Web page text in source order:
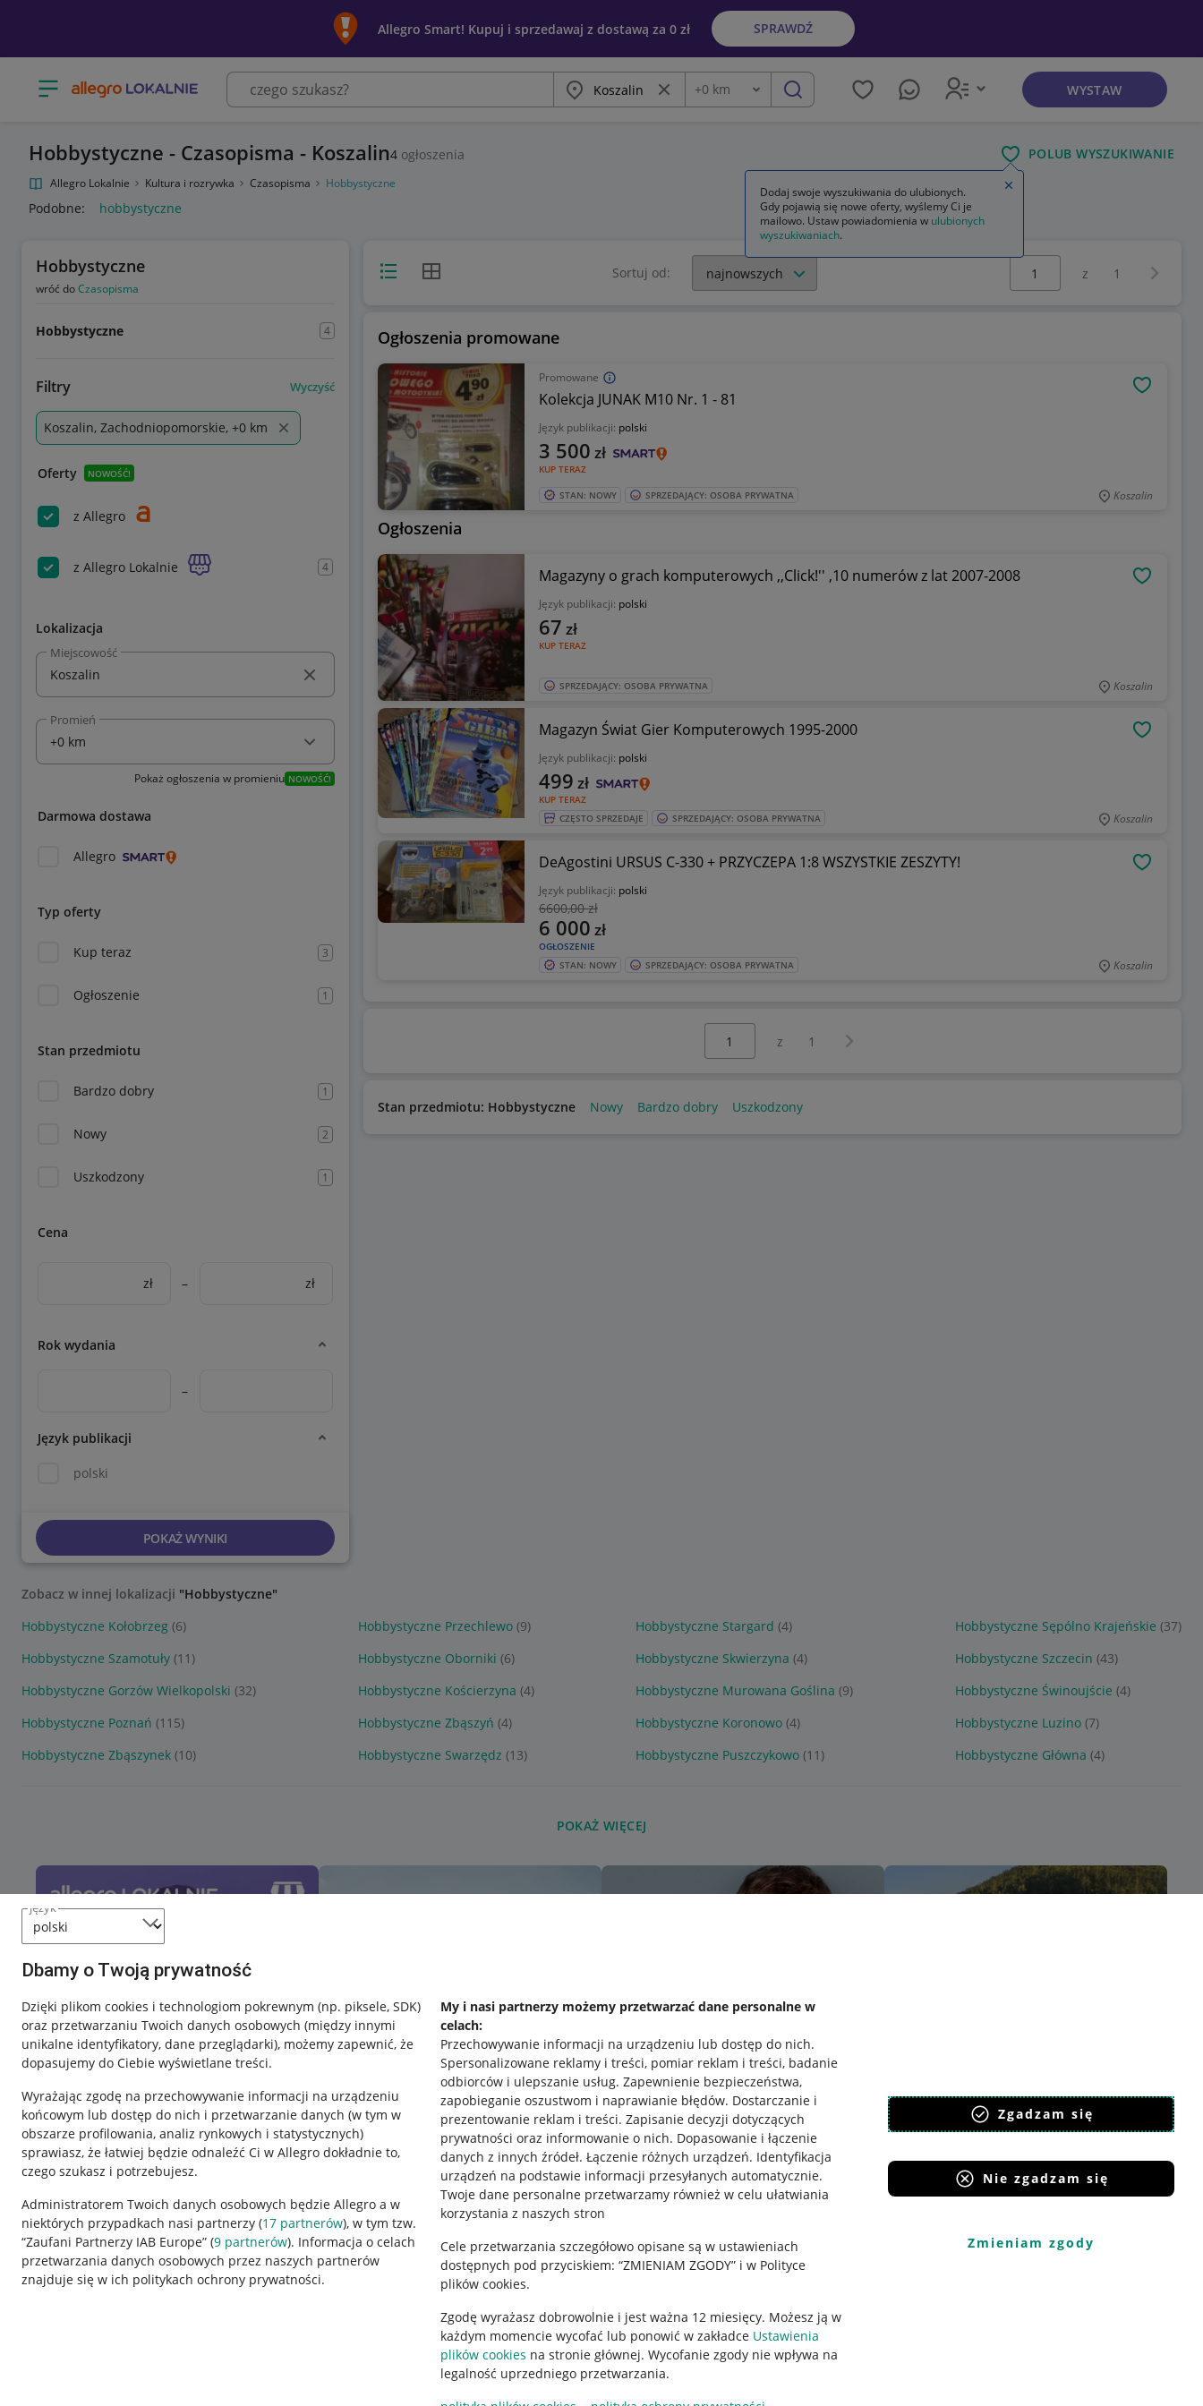
język
Dbamy o Twoją prywatność
Dzięki plikom cookies i technologiom pokrewnym (np. piksele, SDK)
oraz przetwarzaniu Twoich danych osobowych (między innymi
unikalne identyfikatory, dane przeglądarki), możemy zapewnić, że
dopasujemy do Ciebie wyświetlane treści.
Wyrażając zgodę na przechowywanie informacji na urządzeniu
końcowym lub dostęp do nich i przetwarzanie danych (w tym w
obszarze profilowania, analiz rynkowych i statystycznych)
sprawiasz, że łatwiej będzie odnaleźć Ci w Allegro dokładnie to,
czego szukasz i potrzebujesz.
Administratorem Twoich danych osobowych będzie Allegro a w
niektórych przypadkach nasi partnerzy (17 partnerów), w tym tzw.
“Zaufani Partnerzy IAB Europe” (9 partnerów). Informacja o celach
przetwarzania danych osobowych przez naszych partnerów
znajduje się w ich politykach ochrony prywatności.
My i nasi partnerzy możemy przetwarzać dane personalne w
celach:
Przechowywanie informacji na urządzeniu lub dostęp do nich.
Spersonalizowane reklamy i treści, pomiar reklam i treści, badanie
odbiorców i ulepszanie usług. Zapewnienie bezpieczeństwa,
zapobieganie oszustwom i naprawianie błędów. Dostarczanie i
prezentowanie reklam i treści. Zapisanie decyzji dotyczących
prywatności oraz informowanie o nich. Dopasowanie i łączenie
danych z innych źródeł. Łączenie różnych urządzeń. Identyfikacja
urządzeń na podstawie informacji przesyłanych automatycznie.
Twoje dane personalne przetwarzamy również w celu ułatwiania
korzystania z naszych stron
Cele przetwarzania szczegółowo opisane są w ustawieniach
dostępnych pod przyciskiem: “ZMIENIAM ZGODY” i w Polityce
plików cookies.
Zgodę wyrażasz dobrowolnie i jest ważna 12 miesięcy. Możesz ją w
każdym momencie wycofać lub ponowić w zakładce Ustawienia
plików cookies na stronie głównej. Wycofanie zgody nie wpływa na
legalność uprzedniego przetwarzania.
Zgadzam się
Nie zgadzam się
Zmieniam zgody
Allegro Smart! Kupuj i sprzedawaj z dostawą za 0 zł SPRAWDŹ
Otwórz menu z kategoriami Miasto Wyczyść frazę
Odległość
+0 km szukaj WYSTAW
Hobbystyczne - Czasopisma - Koszalin4 ogłoszenia POLUB WYSZUKIWANIE
Allegro Lokalnie Kultura i rozrywka Czasopisma Hobbystyczne
Podobne: hobbystyczne
Hobbystyczne
wróć doCzasopisma
Hobbystyczne 4
Filtry Wyczyść
Koszalin, Zachodniopomorskie, +0 km
Oferty NOWOŚĆ!
z Allegro
z Allegro Lokalnie 4
Lokalizacja
Miejscowość
Promień
Pokaż ogłoszenia w promieniu NOWOŚĆ!
Darmowa dostawa
Allegro
Typ oferty
Kup teraz 3
Ogłoszenie 1
Stan przedmiotu
Bardzo dobry 1
Nowy 2
Uszkodzony 1
Cena
zł – zł
Rok wydania
–
Język publikacji
polski
POKAŻ WYNIKI
Widok listyWidok siatki Sortuj od:
Wybierz stronę:
z 1
Ogłoszenia promowane
Promowane
Kolekcja JUNAK M10 Nr. 1 - 81
Język publikacji: polski
KUP TERAZ
3 500 zł
STAN: NOWY SPRZEDAJĄCY: OSOBA PRYWATNA Koszalin
Ogłoszenia
Magazyny o grach komputerowych ,,Click!'' ,10 numerów z lat 2007-2008
Język publikacji: polski
KUP TERAZ
67 zł
SPRZEDAJĄCY: OSOBA PRYWATNA Koszalin
Magazyn Świat Gier Komputerowych 1995-2000
Język publikacji: polski
KUP TERAZ
499 zł
CZĘSTO SPRZEDAJE SPRZEDAJĄCY: OSOBA PRYWATNA Koszalin
DeAgostini URSUS C-330 + PRZYCZEPA 1:8 WSZYSTKIE ZESZYTY!
Język publikacji: polski
6600,00 zł
OGŁOSZENIE
6 000 zł
STAN: NOWY SPRZEDAJĄCY: OSOBA PRYWATNA Koszalin
z 1 Następna strona
Stan przedmiotu: Hobbystyczne Nowy Bardzo dobry Uszkodzony
Zobacz w innej lokalizacji "Hobbystyczne"
Hobbystyczne Kołobrzeg (6) Hobbystyczne Przechlewo (9) Hobbystyczne Stargard (4) Hobbystyczne Sępólno Krajeńskie (37)
Hobbystyczne Szamotuły (11) Hobbystyczne Oborniki (6) Hobbystyczne Skwierzyna (4) Hobbystyczne Szczecin (43)
Hobbystyczne Gorzów Wielkopolski (32) Hobbystyczne Kościerzyna (4) Hobbystyczne Murowana Goślina (9) Hobbystyczne Świnoujście (4)
Hobbystyczne Poznań (115) Hobbystyczne Zbąszyń (4) Hobbystyczne Koronowo (4) Hobbystyczne Luzino (7)
Hobbystyczne Zbąszynek (10) Hobbystyczne Swarzędz (13) Hobbystyczne Puszczykowo (11) Hobbystyczne Główna (4)
POKAŻ WIĘCEJ
Przydatne informacje
Jak to działa
Napisz do nas
Allegro Gadane dla sprzedających
Regulamin
Polityka plików "cookies"
Ustawienia plików "cookies"
Udostępnianie lokalizacji
Informacje dla Aktu o Usługach Cyfrowych
Pobierz aplikację
Dodaj swoje wyszukiwania do ulubionych.
Gdy pojawią się nowe oferty, wyślemy Ci je
mailowo. Ustaw powiadomienia w ulubionych
wyszukiwaniach.
Zamknij wskazówkę